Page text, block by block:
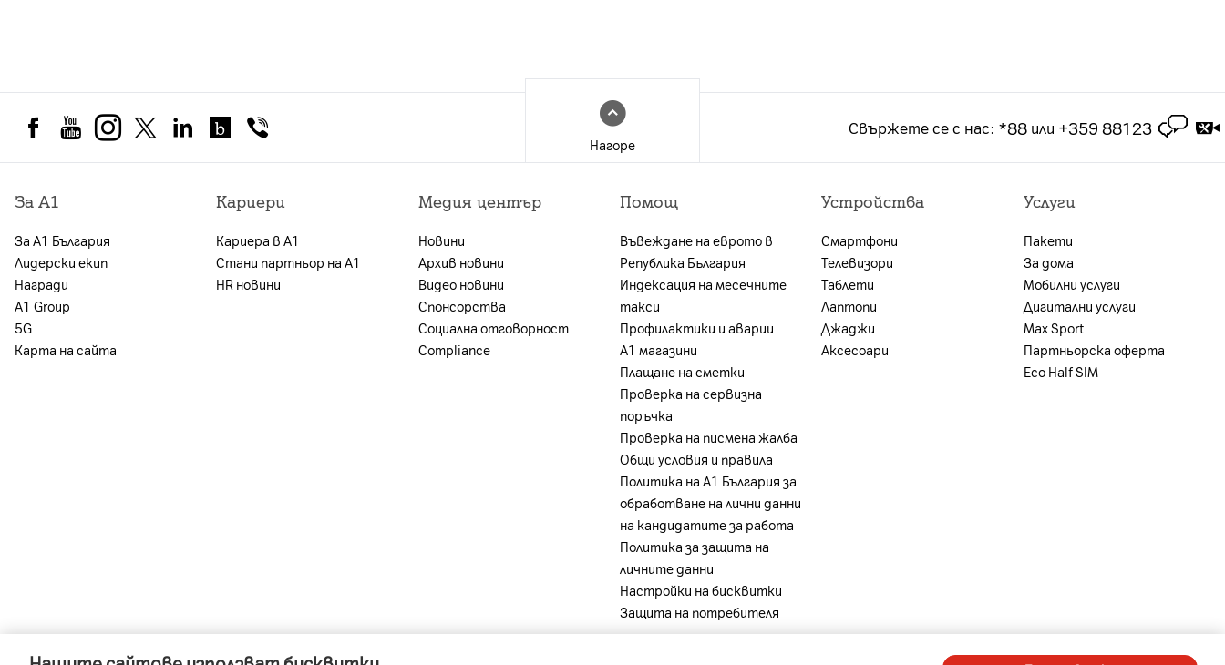
Нагоре
Свържете се с нас: *88 или +359 88123
За А1
За А1 България
Лидерски екип
Награди
А1 Group
5G
Карта на сайта
Кариери
Кариера в А1
Стани партньор на А1
HR новини
Медия център
Новини
Архив новини
Видео новини
Спонсорства
Социална отговорност
Compliance
Помощ
Въвеждане на еврото в
Република България
Индексация на месечните
такси
Профилактики и аварии
А1 магазини
Плащане на сметки
Проверка на сервизна
поръчка
Проверка на писмена жалба
Общи условия и правила
Политика на A1 България за
обработване на лични данни
на кандидатите за работа
Политика за защита на
личните данни
Настройки на бисквитки
Защита на потребителя
Устройства
Смартфони
Телевизори
Таблети
Лаптопи
Джаджи
Аксесоари
Услуги
Пакети
За дома
Мобилни услуги
Дигитални услуги
Max Sport
Партньорска оферта
Eco Half SIM